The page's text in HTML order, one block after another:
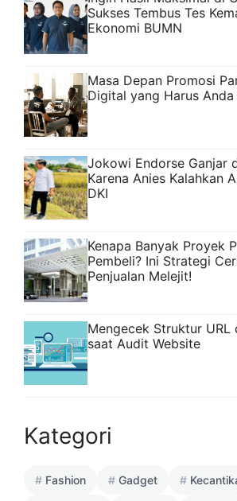
Sukses Tembus Tes
Ekonomi BUMN
Masa Depan Promosi
Digital yang Harus
Jokowi Endorse Ganjar
Karena Anies Kalahkan
DKI
Kenapa Banyak Proyek
Pembeli? Ini Strategi
Penjualan Melejit!
Mengecek Struktur URL
saat Audit Website
Kategori
Fashion Gadget